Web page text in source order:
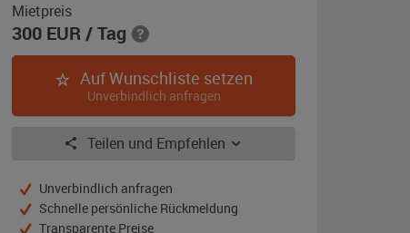
schwarz
Mietpreis
300 EUR/ Tag
Auf Wunschliste setzen
Unverbindlich anfragen
Teilen und Empfehlen
Unverbindlich anfragen
Schnelle persönliche Rückmeldung
Transparente Preise